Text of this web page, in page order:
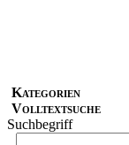
Kategorien
Volltextsuche
Suchbegriff